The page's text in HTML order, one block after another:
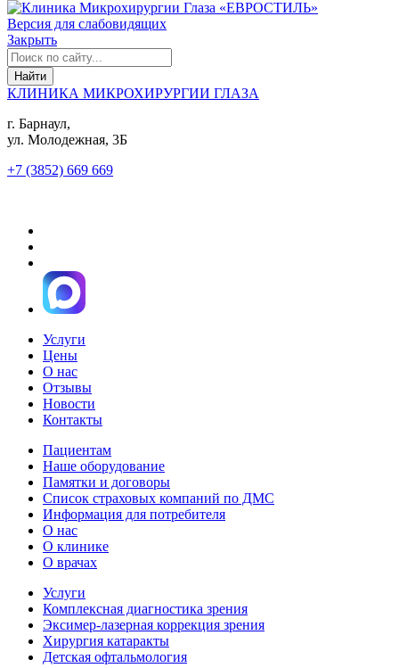
Версия для слабовидящих
Закрыть
КЛИНИКА МИКРОХИРУРГИИ ГЛАЗА
г. Барнаул,
ул. Молодежная, 3Б
+7 (3852) 669 669
Услуги
Цены
О нас
Отзывы
Новости
Контакты
Пациентам
Наше оборудование
Памятки и договоры
Список страховых компаний по ДМС
Информация для потребителя
О нас
О клинике
О врачах
Услуги
Комплексная диагностика зрения
Эксимер-лазерная коррекция зрения
Хирургия катаракты
Детская офтальмология